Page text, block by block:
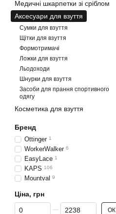
Медичні шкарпетки зі сріблом
Аксесуари для взуття
Сумки для взуття
Щітки для взуття
Формотримачі
Ложки для взуття
Льодоходи
Шнурки для взуття
Засоби для прання спортивного
одягу
Косметика для взуття
Бренд
Ottinger 1
WorkerWalker 6
EasyLace 1
KAPS 106
Mountval 9
Ціна, грн
Від Ціна, грн
До Ціна, грн ОК